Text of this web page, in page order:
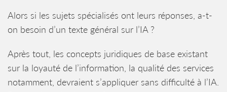
Alors si les sujets spécialisés ont leurs réponses, a-t-
on besoin d’un texte général sur l’IA ?
Après tout, les concepts juridiques de base existant
sur la loyauté de l’information, la qualité des services
notamment, devraient s’appliquer sans difficulté à l’IA.